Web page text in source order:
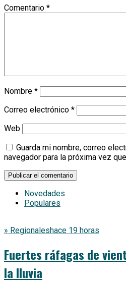
Comentario *
Nombre *
Correo electrónico *
Web
Guarda mi nombre, correo
navegador para la próxima vez
Novedades
Populares
» Regionaleshace 19 horas
Fuertes ráfagas de
la lluvia